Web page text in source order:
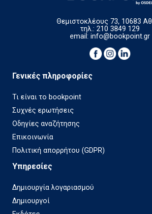
Θεμιστοκλέους 73, 10683
τηλ.: 210 3849 129
email:info@bookpoint.gr
Γενικές πληροφορίες
Τι είναι το bookpoint
Συχνές ερωτήσεις
Οδηγίες αναζήτησης
Επικοινωνία
Πολιτική απορρήτου (GDPR)
Υπηρεσίες
Δημιουργία λογαριασμού
Δημιουργοί